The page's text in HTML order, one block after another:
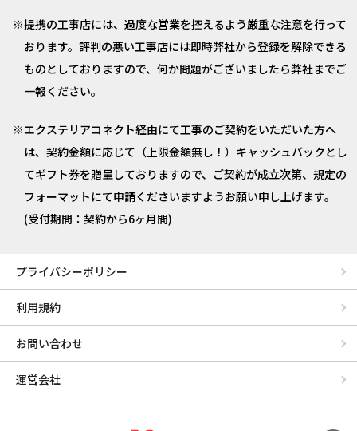
提携の工事店には、過度な営業を控えるよう厳重な注意を行って
おります。評判の悪い工事店には即時弊社から登録を解除できる
ものとしておりますので、何か問題がございましたら弊社までご
一報ください。
エクステリアコネクト経由にて工事のご契約をいただいた方へ
は、契約金額に応じて（上限金額無し！）キャッシュバックとし
てギフト券を贈呈しておりますので、ご契約が成立次第、規定の
フォーマットにて申請くださいますようお願い申し上げます。
(受付期間：契約から6ヶ月間)
プライバシーポリシー
利用規約
お問い合わせ
運営会社